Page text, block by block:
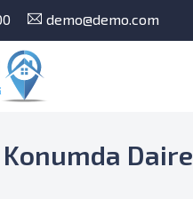
demo@demo.com
Daire